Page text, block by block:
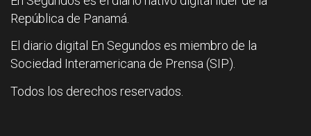
República de Panamá.
El diario digital En Segundos es miembro de la
Sociedad Interamericana de Prensa (SIP).
Todos los derechos reservados.